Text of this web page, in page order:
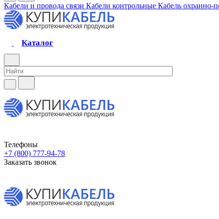
Кабели и провода связи Кабели контрольные Кабель охранно-
Каталог
Телефоны
+7 (800) 777-94-78
Заказать звонок